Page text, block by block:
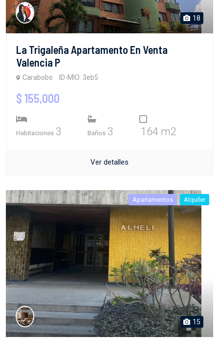
18
La Trigaleña Apartamento En Venta
Valencia P
Carabobo ID-MIO: 3eb5
$ 155,000
Habitaciones 3 Baños 3 164 m2
Ver detalles
Apartamentos Alquiler
15